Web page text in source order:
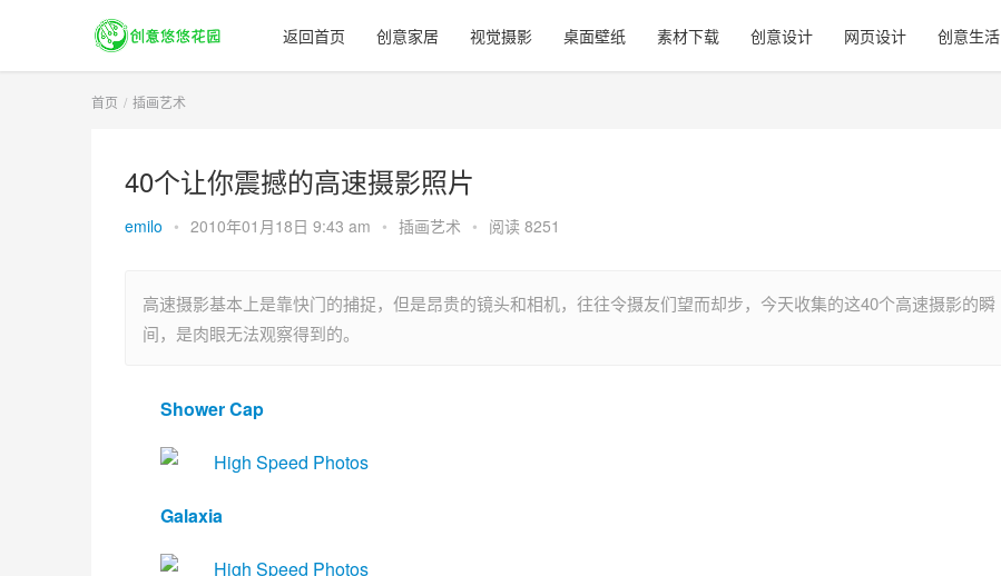
返回首页 创意家居 视觉摄影 桌面壁纸 素材下载 创意设计 网页设计 创意生活
首页 插画艺术
40个让你震撼的高速摄影照片
emilo • 2010年01月18日 9:43 am • 插画艺术 • 阅读 8251
高速摄影基本上是靠快门的捕捉，但是昂贵的镜头和相机，往往令摄友们望而却步，今天收集的这40个高速摄影的瞬
间，是肉眼无法观察得到的。
Shower Cap
Galaxia